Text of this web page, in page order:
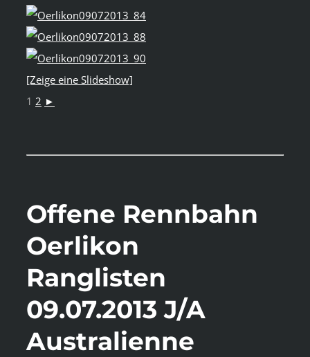
[Zeige eine Slideshow]
1 2 ►
Offene Rennbahn
Oerlikon
Ranglisten
09.07.2013 J/A
Australienne